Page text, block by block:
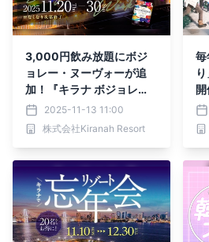
3,000円飲み放題にボジ
ョレー・ヌーヴォーが追
加！『キラナ ボジョレ
ー・ヌーヴォーウィーク』
開催｜2025年11月20日
（木）～30日（日）【キ
2025-11-13 11:00
株式会社Kiranah Resort
毎
（
【